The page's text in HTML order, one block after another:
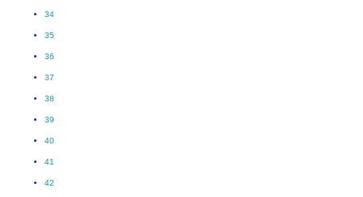
34
35
36
37
38
39
40
41
42